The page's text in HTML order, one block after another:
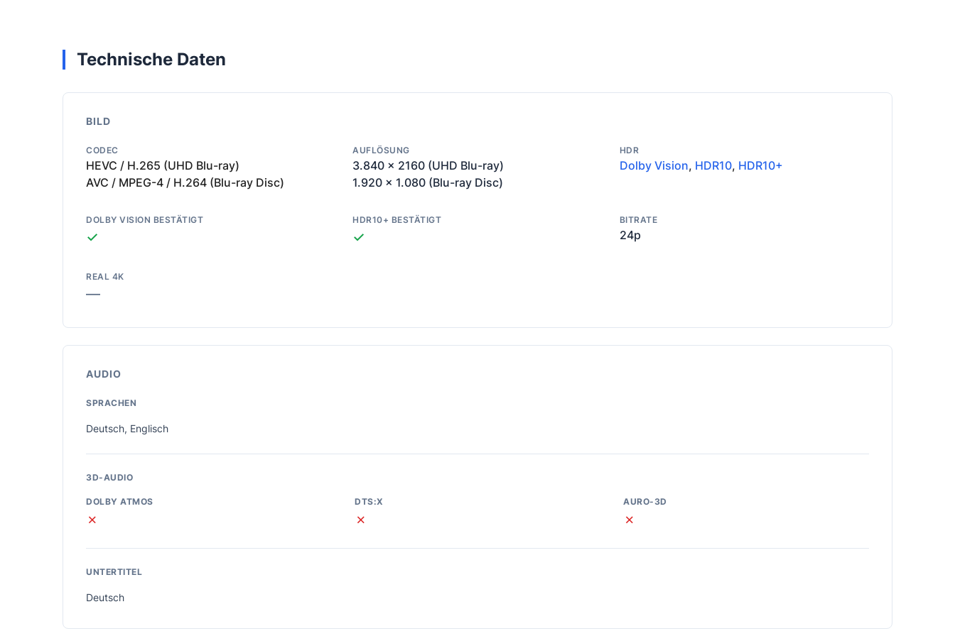
Technische Daten
BILD
CODEC
HEVC / H.265 (UHD Blu-ray)
AVC / MPEG-4 / H.264 (Blu-ray Disc)
AUFLÖSUNG
3.840 x 2160 (UHD Blu-ray)
1.920 x 1.080 (Blu-ray Disc)
HDR
Dolby Vision, HDR10, HDR10+
DOLBY VISION BESTÄTIGT
✓
HDR10+ BESTÄTIGT
✓
BITRATE
24p
REAL 4K
—
AUDIO
SPRACHEN
Deutsch, Englisch
3D-AUDIO
DOLBY ATMOS
✗
DTS:X
✗
AURO-3D
✗
UNTERTITEL
Deutsch